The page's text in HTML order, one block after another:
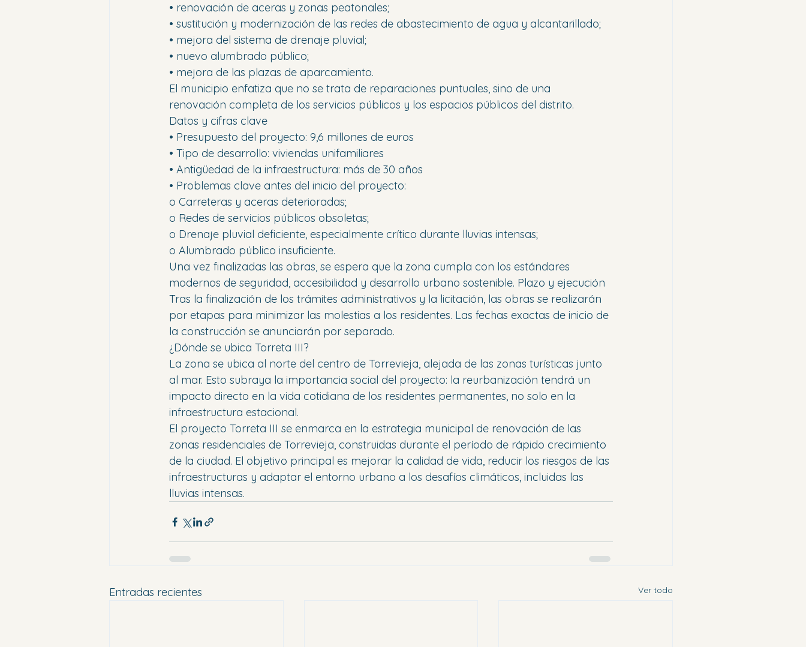
• renovación de aceras y zonas peatonales;
• sustitución y modernización de las redes de abastecimiento de agua y alcantarillado;
• mejora del sistema de drenaje pluvial;
• nuevo alumbrado público;
• mejora de las plazas de aparcamiento.
El municipio enfatiza que no se trata de reparaciones puntuales, sino de una
renovación completa de los servicios públicos y los espacios públicos del distrito.
Datos y cifras clave
• Presupuesto del proyecto: 9,6 millones de euros
• Tipo de desarrollo: viviendas unifamiliares
• Antigüedad de la infraestructura: más de 30 años
• Problemas clave antes del inicio del proyecto:
o Carreteras y aceras deterioradas;
o Redes de servicios públicos obsoletas;
o Drenaje pluvial deficiente, especialmente crítico durante lluvias intensas;
o Alumbrado público insuficiente.
Una vez finalizadas las obras, se espera que la zona cumpla con los estándares
modernos de seguridad, accesibilidad y desarrollo urbano sostenible. Plazo y ejecución
Tras la finalización de los trámites administrativos y la licitación, las obras se realizarán
por etapas para minimizar las molestias a los residentes. Las fechas exactas de inicio de
la construcción se anunciarán por separado.
¿Dónde se ubica Torreta III?
La zona se ubica al norte del centro de Torrevieja, alejada de las zonas turísticas junto
al mar. Esto subraya la importancia social del proyecto: la reurbanización tendrá un
impacto directo en la vida cotidiana de los residentes permanentes, no solo en la
infraestructura estacional.
El proyecto Torreta III se enmarca en la estrategia municipal de renovación de las
zonas residenciales de Torrevieja, construidas durante el período de rápido crecimiento
de la ciudad. El objetivo principal es mejorar la calidad de vida, reducir los riesgos de las
infraestructuras y adaptar el entorno urbano a los desafíos climáticos, incluidas las
lluvias intensas.
Entradas recientes Ver todo